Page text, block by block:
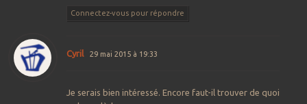
Connectez-vous pour répondre
Cyril 29 mai 2015 à 19:33
Je serais bien intéressé. Encore faut-il trouver de quoi